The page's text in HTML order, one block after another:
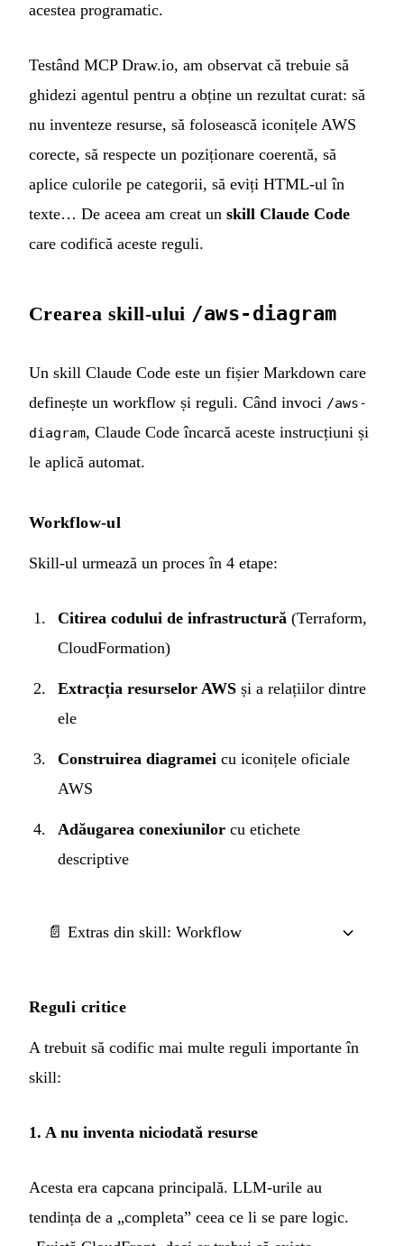
acestea programatic.
Testând MCP Draw.io, am observat că trebuie să
ghidezi agentul pentru a obține un rezultat curat: să
nu inventeze resurse, să folosească iconițele AWS
corecte, să respecte un poziționare coerentă, să
aplice culorile pe categorii, să eviți HTML-ul în
texte… De aceea am creat un skill Claude Code
care codifică aceste reguli.
Crearea skill-ului /aws-diagram
Un skill Claude Code este un fișier Markdown care
definește un workflow și reguli. Când invoci /aws-
diagram, Claude Code încarcă aceste instrucțiuni și
le aplică automat.
Workflow-ul
Skill-ul urmează un proces în 4 etape:
Citirea codului de infrastructură (Terraform,
CloudFormation)
Extracția resurselor AWS și a relațiilor dintre
ele
Construirea diagramei cu iconițele oficiale
AWS
Adăugarea conexiunilor cu etichete
descriptive
📄 Extras din skill: Workflow
Reguli critice
A trebuit să codific mai multe reguli importante în
skill:
1. A nu inventa niciodată resurse
Acesta era capcana principală. LLM-urile au
tendința de a „completa” ceea ce li se pare logic.